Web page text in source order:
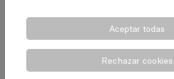
Aceptar todas
Rechazar cookies